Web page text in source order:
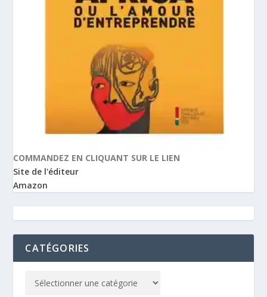
COMMANDEZ EN CLIQUANT SUR LE LIEN
Site de l'éditeur
Amazon
CATÉGORIES